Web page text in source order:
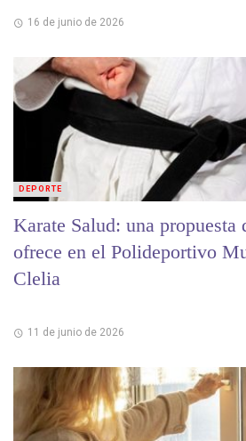
16 de junio de 2026
Karate Salud: una propuesta
ofrece en el Polideportivo
Clelia
11 de junio de 2026
DEPORTE